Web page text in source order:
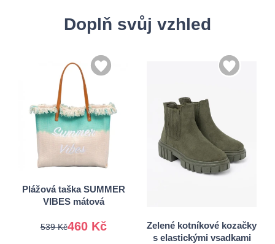
Doplň svůj vzhled
Plážová taška SUMMER
VIBES mátová
460 Kč
539 Kč
Zelené kotníkové kozačky
s elastickými vsadkami
36 37